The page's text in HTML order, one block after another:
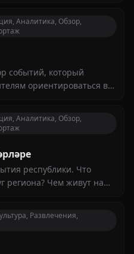
а также что делать,
в беду, — обо всём этом в
Аналитика, Обзор,
событий, который
ориентироваться в
рецензии новых книг,
Аналитика, Обзор,
республики. Что
региона? Чем живут наши
Развлечения,